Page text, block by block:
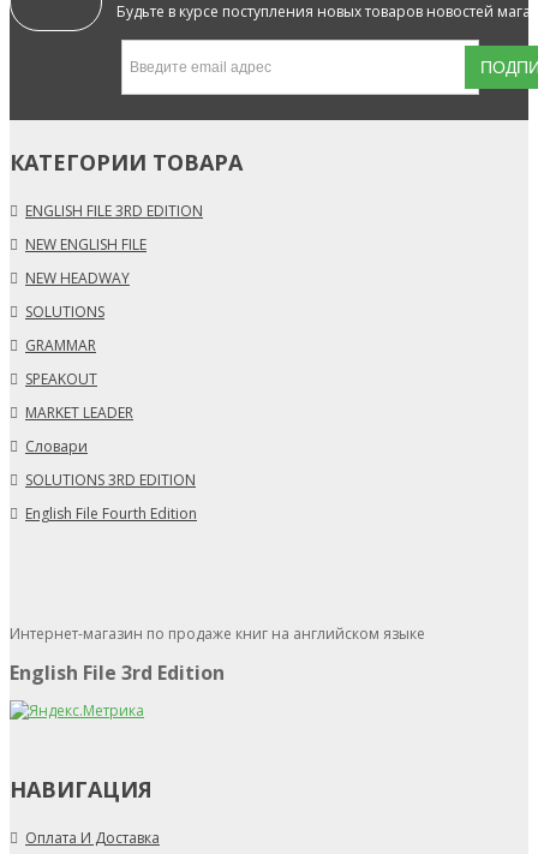
Будьте в курсе поступления новых товаров новостей
КАТЕГОРИИ ТОВАРА
ENGLISH FILE 3RD EDITION
NEW ENGLISH FILE
NEW HEADWAY
SOLUTIONS
GRAMMAR
SPEAKOUT
MARKET LEADER
Словари
SOLUTIONS 3RD EDITION
English File Fourth Edition
Интернет-магазин по продаже книг на английском языке
English File 3rd Edition
НАВИГАЦИЯ
Оплата И Доставка